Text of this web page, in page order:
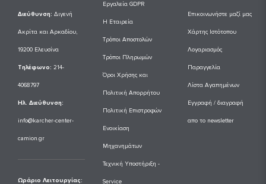
Διεύθυνση: Διγενή
Ακρίτα και Αρκαδίου,
19200 Ελευσίνα
Tηλέφωνο: 214-
4068797
Ηλ. Διεύθυνση:
info@karcher-center-
camion.gr
Ωράριο Λειτουργίας:
Εργαλεία GDPR
Η Εταιρεία
Τρόποι Αποστολών
Τρόποι Πληρωμών
Όροι Χρήσης και
Πολιτική Απορρήτου
Πολιτική Επιστροφών
Ενοικίαση
Μηχανημάτων
Τεχνική Υποστήριξη -
Service
Επικοινωνήστε μαζί μας
Χάρτης Ιστότοπου
Λογαριασμός
Παραγγελία
Λίστα Αγαπημένων
Εγγραφή / διαγραφή
απο το newsletter